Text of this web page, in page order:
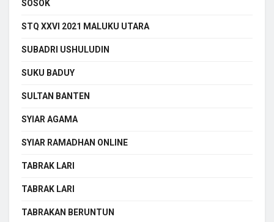
SOSOK
STQ XXVI 2021 MALUKU UTARA
SUBADRI USHULUDIN
SUKU BADUY
SULTAN BANTEN
SYIAR AGAMA
SYIAR RAMADHAN ONLINE
TABRAK LARI
TABRAK LARI
TABRAKAN BERUNTUN